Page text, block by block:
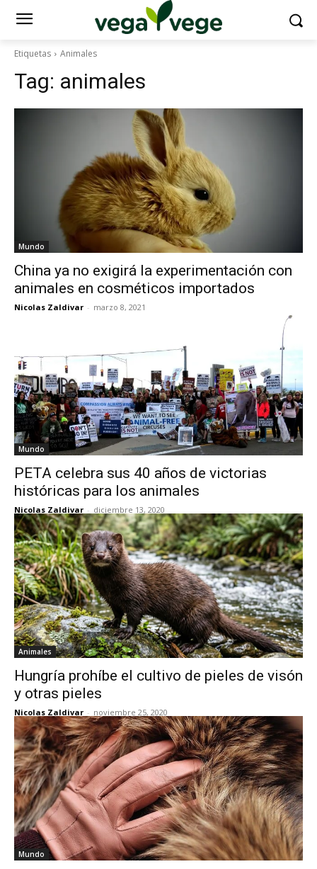
Etiquetas Animales
Tag: animales
Mundo
China ya no exigirá la experimentación con
animales en cosméticos importados
Nicolas Zaldivar - marzo 8, 2021
Mundo
PETA celebra sus 40 años de victorias
históricas para los animales
Nicolas Zaldivar - diciembre 13, 2020
Animales
Hungría prohíbe el cultivo de pieles de visón
y otras pieles
Nicolas Zaldivar - noviembre 25, 2020
Mundo